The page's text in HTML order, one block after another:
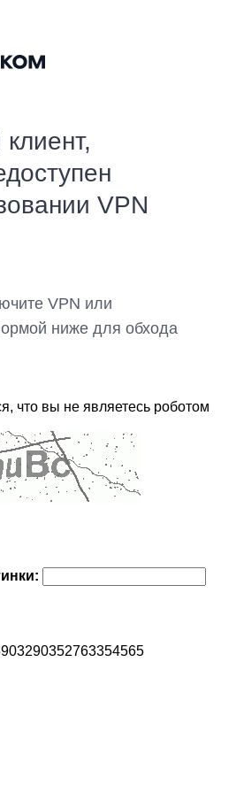
VPN
VPN или
ниже для обхода
что вы не являетесь роботом